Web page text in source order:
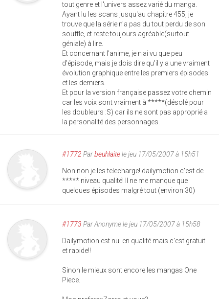
tout genre et l'univers assez varié du manga.
Ayant lu les scans jusqu'au chapitre 455, je
trouve que la série n'a pas du tout perdu de son
souffle, et reste toujours agréable(surtout
géniale) à lire.
Et concernant l'anime, je n'ai vu que peu
d'épisode, mais je dois dire qu'il y a une vraiment
évolution graphique entre les premiers épisodes
et les derniers.
Et pour la version française passez votre chemin
car les voix sont vraiment à *****(désolé pour
les doubleurs :S) car ils ne sont pas approprié a
la personalité des personnages.
#1772 Parbeuhlaitele jeu 17/05/2007 à 15h51
Non non je les telecharge! dailymotion c'est de
***** niveau qualité! Il ne me manque que
quelques épisodes malgré tout (environ 30)
#1773 ParAnonymele jeu 17/05/2007 à 15h58
Dailymotion est nul en qualité mais c'est gratuit
et rapide!!
Sinon le mieux sont encore les mangas One
Piece.